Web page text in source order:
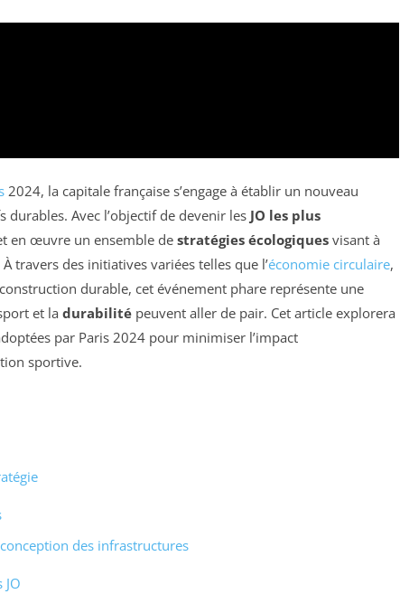
2024, la capitale française s’engage à établir un nouveau
Avec l’objectif de devenir les JO les plus
en œuvre un ensemble destratégies écologiques visant à
travers des initiatives variées telles que l’économie circulaire,
durable, cet événement phare représente une
et la durabilité peuvent aller de pair. Cet article explorera
par Paris 2024 pour minimiser l’impact
sportive.
des infrastructures